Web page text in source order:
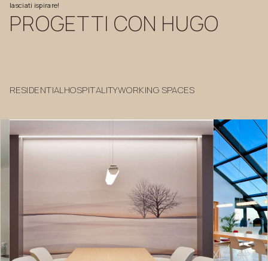
lasciati ispirare!
PROGETTI CON HUGO
RESIDENTIALHOSPITALITYWORKING SPACES